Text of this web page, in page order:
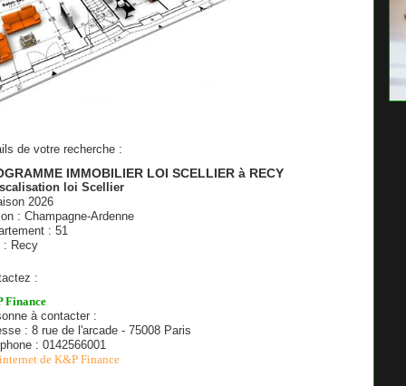
de votre recherche :
IMMOBILIER LOI SCELLIER à RECY
loi Scellier
2026
: Champagne-Ardenne
: 51
: Recy
:
Finance
à contacter :
: 8 rue de l'arcade - 75008 Paris
: 0142566001
de K&P Finance